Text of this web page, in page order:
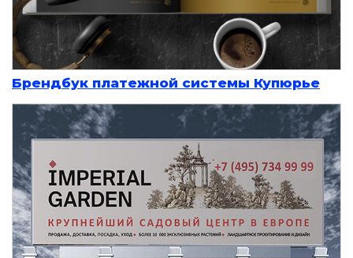
Брендбук платежной системы Купюрье